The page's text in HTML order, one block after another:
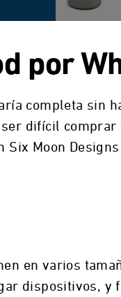
por
completa sin
difícil
Moon
en varios
dispositivos, y